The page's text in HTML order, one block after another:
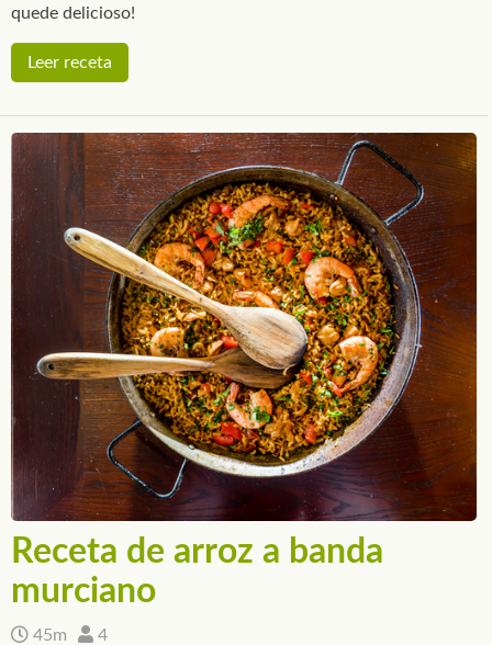
quede delicioso!
Leer receta
Receta de arroz a banda
murciano
45m 4